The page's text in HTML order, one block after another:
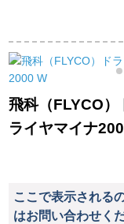
ヤー冷熱風理髪店サ
ロンは、FH 6232標
準装備+鼻毛器を折り
畳むつとする。
飛科（FLYCO）
ライヤマイナ
ここで表示される
はお問い合わせく